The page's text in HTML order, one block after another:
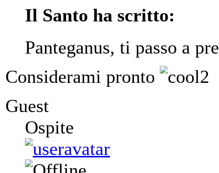
Il Santo ha scritto:
Panteganus, ti passo a
Considerami pronto
Guest
Ospite